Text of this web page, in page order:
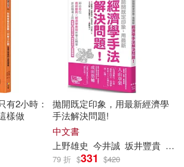
(1)
alarm(1)
(等)(1)
ヤ(1) 中島敦(1)
出版社(1)
社(1)
有2小時：
樣做
拋開既定印象，用最新經濟學
手法解決問題!
中文書
上野雄史 今井誠 坂井豐貴 安
79 折 $331 $420